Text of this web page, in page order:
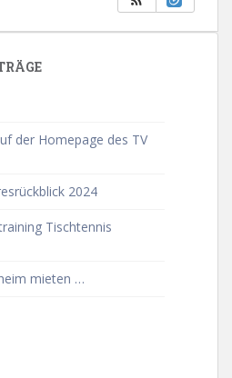
der Homepage des TV
2024
Tischtennis
mieten …